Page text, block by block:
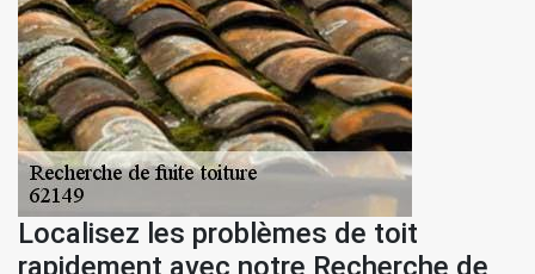
Localisez les problèmes de toit
rapidement avec notre Recherche de